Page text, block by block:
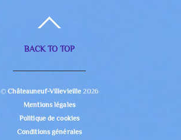
BACK TO TOP
©Châteauneuf-Villevieille 2026
Mentions légales
Politique de cookies
Conditions générales